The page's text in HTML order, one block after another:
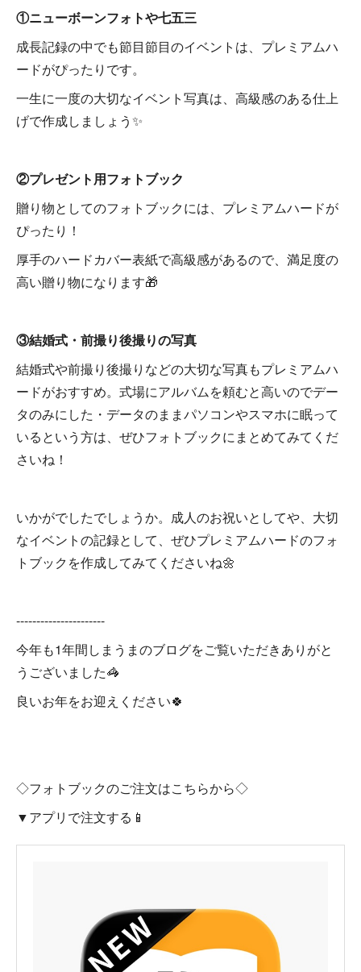
①ニューボーンフォトや七五三
成長記録の中でも節目節目のイベントは、プレミアムハ
ードがぴったりです。
一生に一度の大切なイベント写真は、高級感のある仕上
げで作成しましょう✨
②プレゼント用フォトブック
贈り物としてのフォトブックには、プレミアムハードが
ぴったり！
厚手のハードカバー表紙で高級感があるので、満足度の
高い贈り物になります🎁
③結婚式・前撮り後撮りの写真
結婚式や前撮り後撮りなどの大切な写真もプレミアムハ
ードがおすすめ。式場にアルバムを頼むと高いのでデー
タのみにした・データのままパソコンやスマホに眠って
いるという方は、ぜひフォトブックにまとめてみてくだ
さいね！
いかがでしたでしょうか。成人のお祝いとしてや、大切
なイベントの記録として、ぜひプレミアムハードのフォ
トブックを作成してみてくださいね🌼
----------------------
今年も1年間しまうまのブログをご覧いただきありがと
うございました🦓
良いお年をお迎えください🍀
◇フォトブックのご注文はこちらから◇
▼アプリで注文する📱